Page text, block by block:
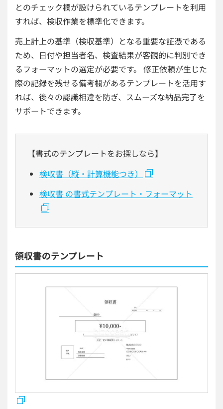
とのチェック欄が設けられているテンプレートを利用
すれば、検収作業を標準化できます。
売上計上の基準（検収基準）となる重要な証憑である
ため、日付や担当者名、検査結果が客観的に判別でき
るフォーマットの選定が必要です。 修正依頼が生じた
際の記録を残せる備考欄があるテンプレートを活用す
れば、後々の認識相違を防ぎ、スムーズな納品完了を
サポートできます。
【書式のテンプレートをお探しなら】
検収書（縦・計算機能つき）
検収書 の書式テンプレート・フォーマット
領収書のテンプレート